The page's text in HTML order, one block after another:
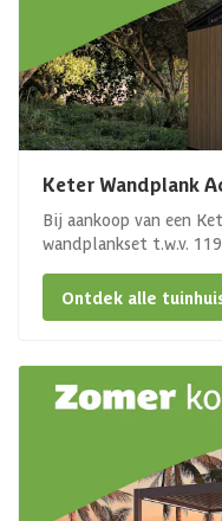
Keter Wandplank
Bij aankoop van een
wandplankset t.w.v.
Ontdek alle